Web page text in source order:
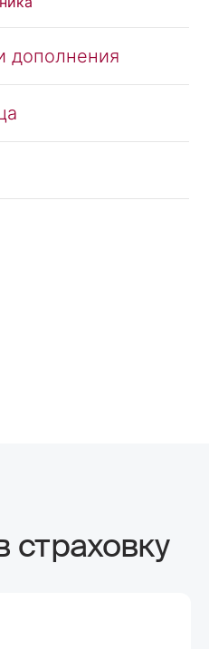
страховку